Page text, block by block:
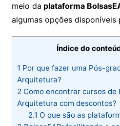
meio da plataforma
algumas opções disponíveis
Índice do
1 Por que fazer uma Pós-
Arquitetura?
2 Como encontrar cursos de
Arquitetura com descontos?
2.1 O que são as